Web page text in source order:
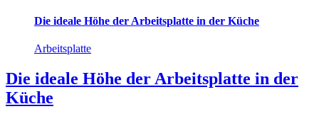
Die ideale Höhe der Arbeitsplatte in der Küche
Arbeitsplatte
Die ideale Höhe der Arbeitsplatte in der
Küche